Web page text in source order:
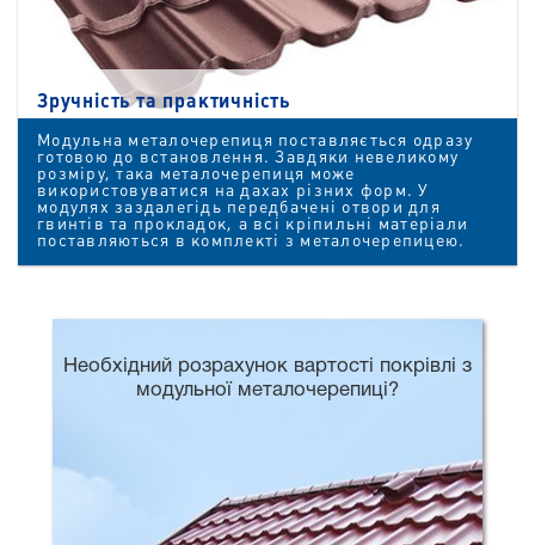
Зручність та практичність
Модульна металочерепиця поставляється одразу
готовою до встановлення. Завдяки невеликому
розміру, така металочерепиця може
використовуватися на дахах різних форм. У
модулях заздалегідь передбачені отвори для
гвинтів та прокладок, а всі кріпильні матеріали
поставляються в комплекті з металочерепицею.
Необхідний розрахунок вартості покрівлі з
модульної металочерепиці?